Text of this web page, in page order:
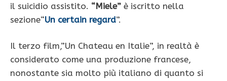
il suicidio assistito. “Miele” è iscritto nella
sezione“Un certain regard”.
Il terzo film,”Un Chateau en Italie”, in realtà è
considerato come una produzione francese,
nonostante sia molto più italiano di quanto si